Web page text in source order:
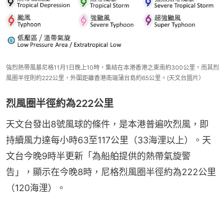
強烈熱帶風暴尼格11月1日晚上10時，集結在本港香港之東南約300公里，而其烈
風圈半徑則約222公里，外圍距離香港南端蒲台島約65公里。(天文台圖片）
烈風圈半徑約為222公里
天文台發出8號風球的條件，是本港普遍吹烈風，即
持續風力達每小時63至117公里（33海浬以上）。天
文台今晚9時半更新「為船舶提供的熱帶氣旋警
告」，顯示在今晚8時，尼格烈風圈半徑約為222公里
（120海浬）。